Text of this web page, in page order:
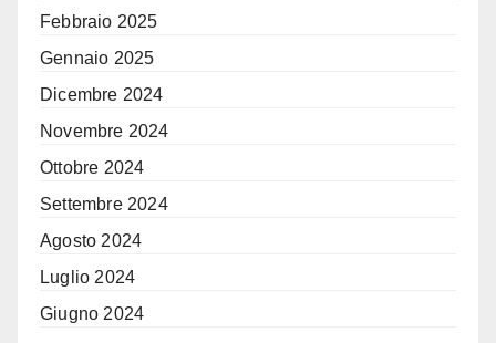
Febbraio 2025
Gennaio 2025
Dicembre 2024
Novembre 2024
Ottobre 2024
Settembre 2024
Agosto 2024
Luglio 2024
Giugno 2024